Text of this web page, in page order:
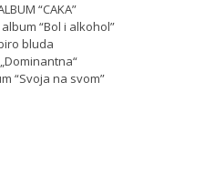
“CAKA”
“Bol i alkohol”
bluda
“Svoja na svom”